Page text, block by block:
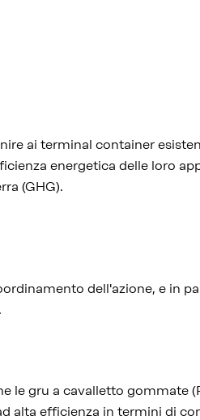
ai terminal container
energetica delle loro
(GHG).
dell'azione, e in
le gru a cavalletto gommate
alta efficienza in termini di